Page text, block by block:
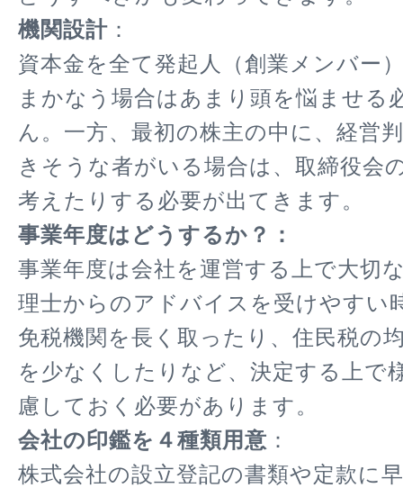
機関設計 ：
資本金を全て発起人（創業メンバー
まかなう場合はあまり頭を悩ませる
ん。一方、最初の株主の中に、経営
きそうな者がいる場合は、取締役会
考えたりする必要が出てきます。
事業年度はどうするか？：
事業年度は会社を運営する上で大切
理士からのアドバイスを受けやすい
免税機関を長く取ったり、住民税の
を少なくしたりなど、決定する上で
慮しておく必要があります。
会社の印鑑を４種類用意 ：
株式会社の設立登記の書類や定款に